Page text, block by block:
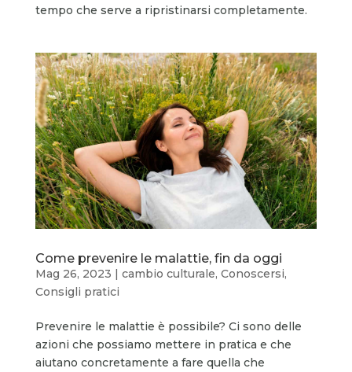
tempo che serve a ripristinarsi completamente.
Come prevenire le malattie, fin da oggi
Mag 26, 2023 | cambio culturale, Conoscersi,
Consigli pratici
Prevenire le malattie è possibile? Ci sono delle
azioni che possiamo mettere in pratica e che
aiutano concretamente a fare quella che